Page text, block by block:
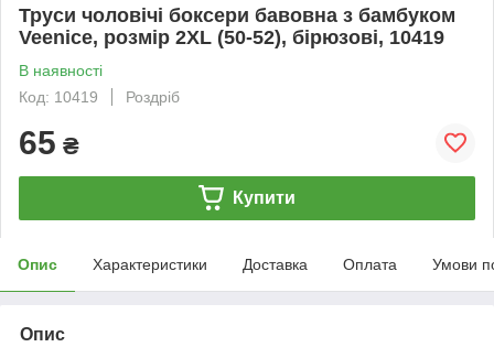
Труси чоловічі боксери бавовна з бамбуком
Veenice, розмір 2XL (50-52), бірюзові, 10419
В наявності
Код: 10419
Роздріб
65 ₴
Купити
Опис Характеристики Доставка Оплата Умови
Опис